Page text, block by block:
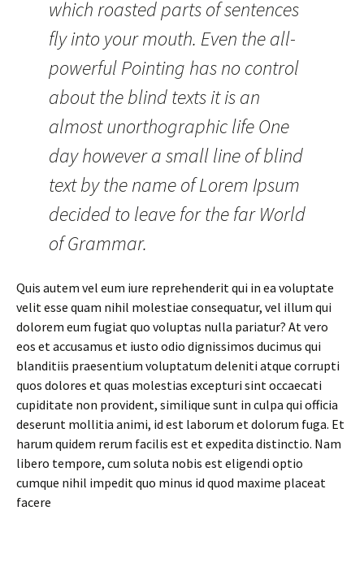
which roasted parts of sentences
fly into your mouth. Even the all-
powerful Pointing has no control
about the blind texts it is an
almost unorthographic life One
day however a small line of blind
text by the name of Lorem Ipsum
decided to leave for the far World
of Grammar.
Quis autem vel eum iure reprehenderit qui in ea voluptate
velit esse quam nihil molestiae consequatur, vel illum qui
dolorem eum fugiat quo voluptas nulla pariatur? At vero
eos et accusamus et iusto odio dignissimos ducimus qui
blanditiis praesentium voluptatum deleniti atque corrupti
quos dolores et quas molestias excepturi sint occaecati
cupiditate non provident, similique sunt in culpa qui officia
deserunt mollitia animi, id est laborum et dolorum fuga. Et
harum quidem rerum facilis est et expedita distinctio. Nam
libero tempore, cum soluta nobis est eligendi optio
cumque nihil impedit quo minus id quod maxime placeat
facere